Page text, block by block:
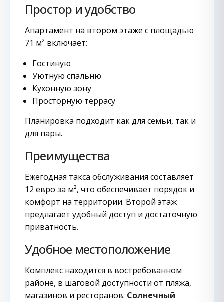
Простор и удобство
Апартамент на втором этаже с площадью
71 м² включает:
Гостиную
Уютную спальню
Кухонную зону
Просторную террасу
Планировка подходит как для семьи, так и
для пары.
Преимущества
Ежегодная такса обслуживания составляет
12 евро за м², что обеспечивает порядок и
комфорт на территории. Второй этаж
предлагает удобный доступ и достаточную
приватность.
Удобное местоположение
Комплекс находится в востребованном
районе, в шаговой доступности от пляжа,
магазинов и ресторанов. Солнечный